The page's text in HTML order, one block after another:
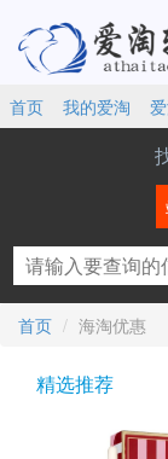
首页 我的爱淘
首页 海淘优惠
精选推荐